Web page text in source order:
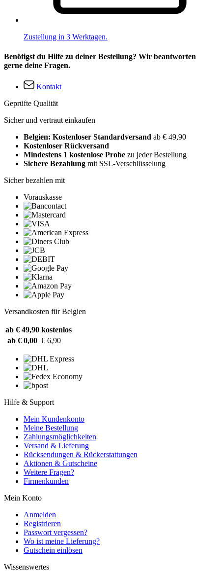
Zustellung in 3 Werktagen.
Benötigst du Hilfe zu deiner Bestellung? Wir beantworten
gerne deine Fragen.
Kontakt
Geprüfte Qualität
Sicher und vertraut einkaufen
Belgien: Kostenloser Standardversand ab € 49,90
Kostenloser Rückversand
Mindestens 1 kostenlose Probe zu jeder Bestellung
Sichere Bezahlung mit SSL-Verschlüsselung
Sicher bezahlen mit
Vorauskasse
Versandkosten für Belgien
ab € 49,90 kostenlos
ab € 0,00 € 6,90
Hilfe & Support
Mein Kundenkonto
Meine Bestellung
Zahlungsmöglichkeiten
Versand & Lieferung
Rücksendungen & Rückerstattungen
Aktionen & Gutscheine
Weitere Fragen?
Firmenkunden
Mein Konto
Anmelden
Registrieren
Passwort vergessen?
Wo ist meine Lieferung?
Gutschein einlösen
Wissenswertes